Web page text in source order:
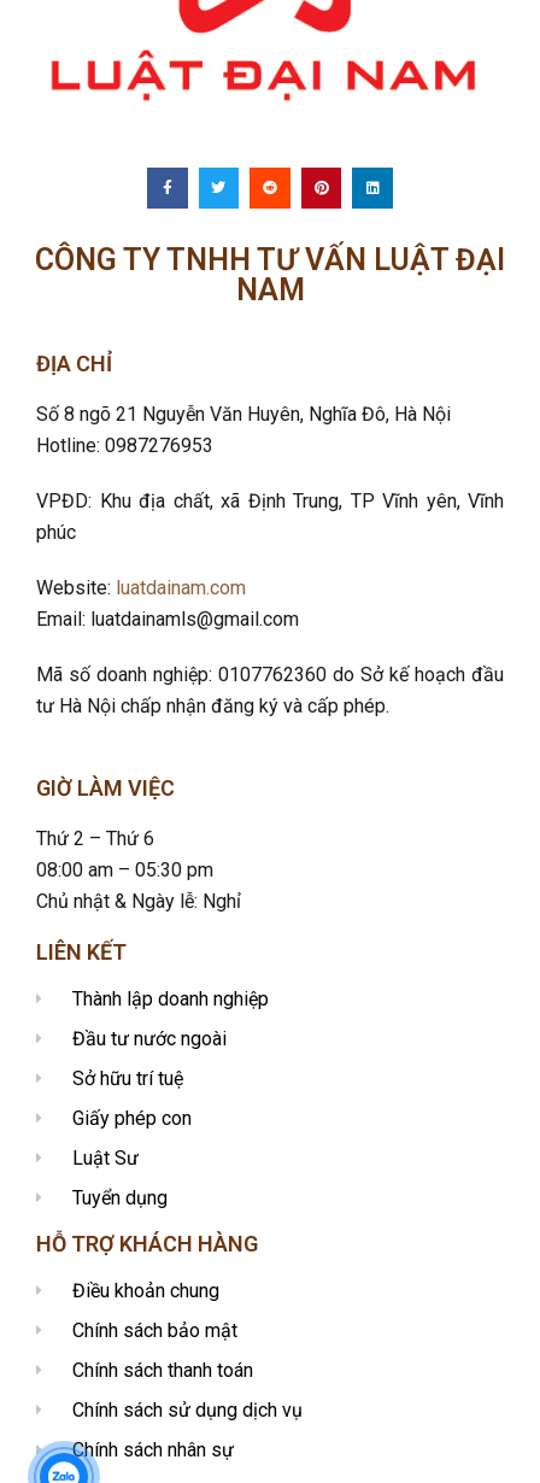
CÔNG TY TNHH TƯ VẤN LUẬT ĐẠI
NAM
ĐỊA CHỈ
Số 8 ngõ 21 Nguyễn Văn Huyên, Nghĩa Đô, Hà Nội
Hotline: 0987276953
VPĐD: Khu địa chất, xã Định Trung, TP Vĩnh yên, Vĩnh
phúc
Website: luatdainam.com
Email: luatdainamls@gmail.com
Mã số doanh nghiệp: 0107762360 do Sở kế hoạch đầu
tư Hà Nội chấp nhận đăng ký và cấp phép.
GIỜ LÀM VIỆC
Thứ 2 – Thứ 6
08:00 am – 05:30 pm
Chủ nhật & Ngày lễ: Nghỉ
LIÊN KẾT
Thành lập doanh nghiệp
Đầu tư nước ngoài
Sở hữu trí tuệ
Giấy phép con
Luật Sư
Tuyển dụng
HỖ TRỢ KHÁCH HÀNG
Điều khoản chung
Chính sách bảo mật
Chính sách thanh toán
Chính sách sử dụng dịch vụ
Chính sách nhân sự